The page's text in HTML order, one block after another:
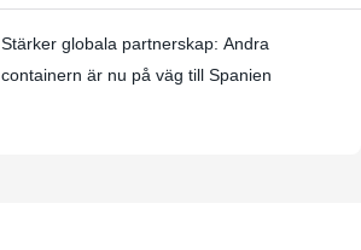
Stärker globala partnerskap: Andra
containern är nu på väg till Spanien